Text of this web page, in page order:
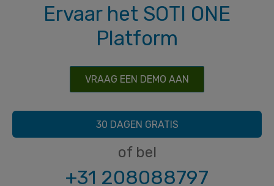
Ervaar het SOTI ONE
Platform
VRAAG EEN DEMO AAN
30 DAGEN GRATIS
of bel
+31 208088797